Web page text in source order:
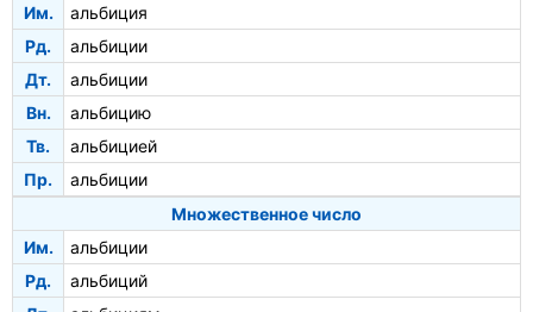
Им.
альбиция
Рд.
альбиции
Дт.
альбиции
Вн.
альбицию
Тв.
альбицией
Пр.
альбиции
Множественное число
Им.
альбиции
Рд.
альбиций